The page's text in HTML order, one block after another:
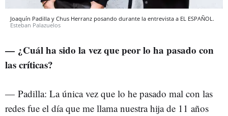
Joaquín Padilla y Chus Herranz posando durante la entrevista a EL ESPAÑOL.
Esteban Palazuelos
— ¿Cuál ha sido la vez que peor lo ha pasado con
las críticas?
— Padilla: La única vez que lo he pasado mal con las
redes fue el día que me llama nuestra hija de 11 años